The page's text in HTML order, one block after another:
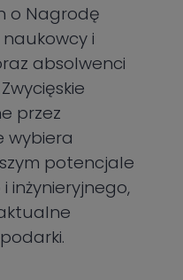
o Nagrodę
i
absolwenci
przez
wybiera
potencjale
inżynieryjnego,